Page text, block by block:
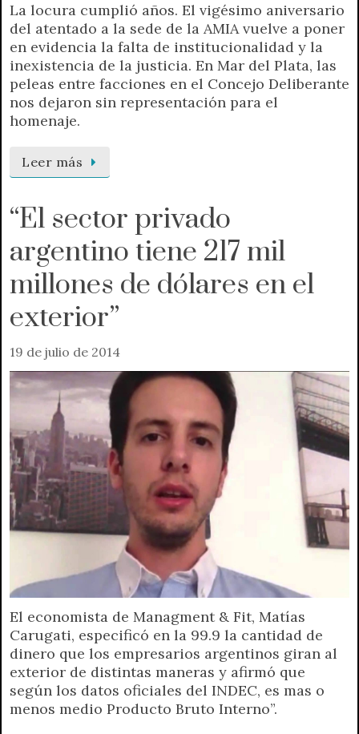
La locura cumplió años. El vigésimo aniversario
del atentado a la sede de la AMIA vuelve a poner
en evidencia la falta de institucionalidad y la
inexistencia de la justicia. En Mar del Plata, las
peleas entre facciones en el Concejo Deliberante
nos dejaron sin representación para el
homenaje.
Leer más
“El sector privado
argentino tiene 217 mil
millones de dólares en el
exterior”
19 de julio de 2014
El economista de Managment & Fit, Matías
Carugati, especificó en la 99.9 la cantidad de
dinero que los empresarios argentinos giran al
exterior de distintas maneras y afirmó que
según los datos oficiales del INDEC, es mas o
menos medio Producto Bruto Interno”.